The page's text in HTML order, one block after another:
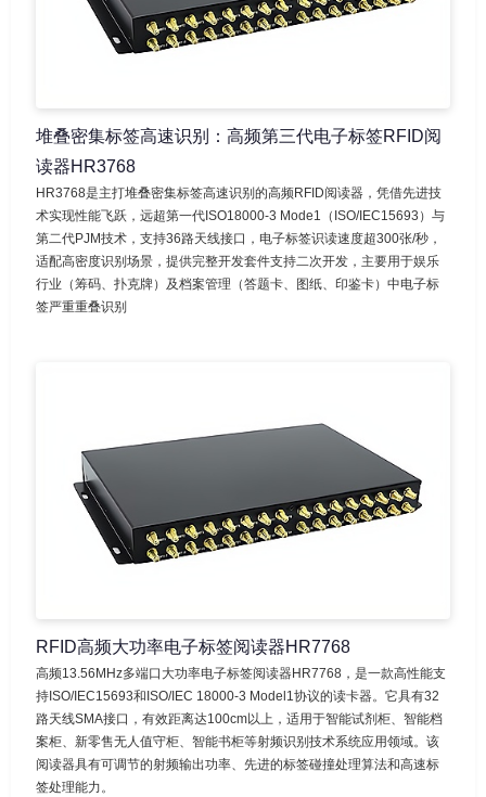
堆叠密集标签高速识别：高频第三代电子标签RFID阅
读器HR3768
HR3768是主打堆叠密集标签高速识别的高频RFID阅读器，凭借先进技
术实现性能飞跃，远超第一代ISO18000-3 Mode1（ISO/IEC15693）与
第二代PJM技术，支持36路天线接口，电子标签识读速度超300张/秒，
适配高密度识别场景，提供完整开发套件支持二次开发，主要用于娱乐
行业（筹码、扑克牌）及档案管理（答题卡、图纸、印鉴卡）中电子标
签严重重叠识别
RFID高频大功率电子标签阅读器HR7768
高频13.56MHz多端口大功率电子标签阅读器HR7768，是一款高性能支
持ISO/IEC15693和ISO/IEC 18000-3 Model1协议的读卡器。它具有32
路天线SMA接口，有效距离达100cm以上，适用于智能试剂柜、智能档
案柜、新零售无人值守柜、智能书柜等射频识别技术系统应用领域。该
阅读器具有可调节的射频输出功率、先进的标签碰撞处理算法和高速标
签处理能力。